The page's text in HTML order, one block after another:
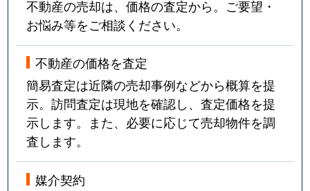
不動産の売却は、価格の査定から。ご要望・
お悩み等をご相談ください。
不動産の価格を査定
簡易査定は近隣の売却事例などから概算を提
示。訪問査定は現地を確認し、査定価格を提
示します。また、必要に応じて売却物件を調
査します。
媒介契約